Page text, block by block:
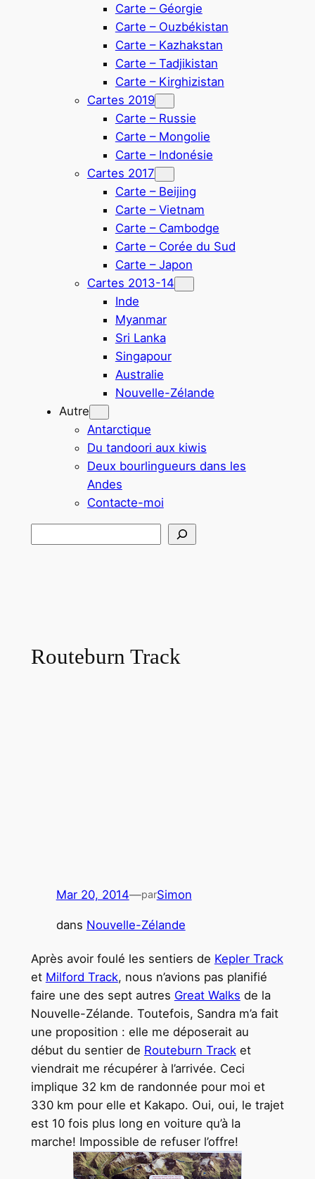
Carte – Géorgie
Carte – Ouzbékistan
Carte – Kazhakstan
Carte – Tadjikistan
Carte – Kirghizistan
Cartes 2019
Carte – Russie
Carte – Mongolie
Carte – Indonésie
Cartes 2017
Carte – Beijing
Carte – Vietnam
Carte – Cambodge
Carte – Corée du Sud
Carte – Japon
Cartes 2013-14
Inde
Myanmar
Sri Lanka
Singapour
Australie
Nouvelle-Zélande
Autre
Antarctique
Du tandoori aux kiwis
Deux bourlingueurs dans les
Andes
Contacte-moi
Routeburn Track
Mar 20, 2014—parSimon
dans Nouvelle-Zélande
Après avoir foulé les sentiers de Kepler Track
et Milford Track, nous n’avions pas planifié
faire une des sept autres Great Walks de la
Nouvelle-Zélande. Toutefois, Sandra m’a fait
une proposition : elle me déposerait au
début du sentier de Routeburn Tracket
viendrait me récupérer à l’arrivée. Ceci
implique 32 km de randonnée pour moi et
330 km pour elle et Kakapo. Oui, oui, le trajet
est 10 fois plus long en voiture qu’à la
marche! Impossible de refuser l’offre!